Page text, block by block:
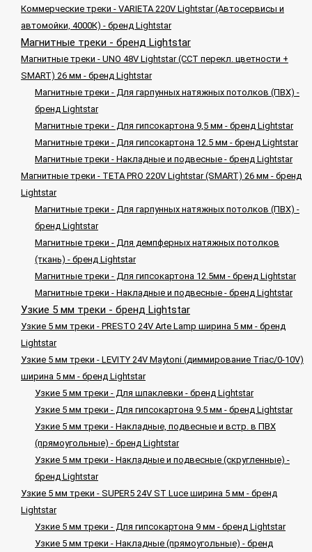
Коммерческие треки - VARIETA 220V Lightstar (Автосервисы и
автомойки, 4000К) - бренд Lightstar
Магнитные треки - бренд Lightstar
Магнитные треки - UNO 48V Lightstar (CCT перекл. цветности +
SMART) 26 мм - бренд Lightstar
Магнитные треки - Для гарпунных натяжных потолков (ПВХ) -
бренд Lightstar
Магнитные треки - Для гипсокартона 9,5 мм - бренд Lightstar
Магнитные треки - Для гипсокартона 12.5 мм - бренд Lightstar
Магнитные треки - Накладные и подвесные - бренд Lightstar
Магнитные треки - TETA PRO 220V Lightstar (SMART) 26 мм - бренд
Lightstar
Магнитные треки - Для гарпунных натяжных потолков (ПВХ) -
бренд Lightstar
Магнитные треки - Для демпферных натяжных потолков
(ткань) - бренд Lightstar
Магнитные треки - Для гипсокартона 12.5мм - бренд Lightstar
Магнитные треки - Накладные и подвесные - бренд Lightstar
Узкие 5 мм треки - бренд Lightstar
Узкие 5 мм треки - PRESTO 24V Arte Lamp ширина 5 мм - бренд
Lightstar
Узкие 5 мм треки - LEVITY 24V Maytoni (диммирование Triac/0-10V)
ширина 5 мм - бренд Lightstar
Узкие 5 мм треки - Для шпаклевки - бренд Lightstar
Узкие 5 мм треки - Для гипсокартона 9.5 мм - бренд Lightstar
Узкие 5 мм треки - Накладные, подвесные и встр. в ПВХ
(прямоугольные) - бренд Lightstar
Узкие 5 мм треки - Накладные и подвесные (скругленные) -
бренд Lightstar
Узкие 5 мм треки - SUPER5 24V ST Luce ширина 5 мм - бренд
Lightstar
Узкие 5 мм треки - Для гипсокартона 9 мм - бренд Lightstar
Узкие 5 мм треки - Накладные (прямоугольные) - бренд